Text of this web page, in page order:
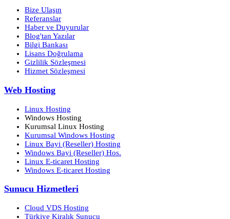
Bize Ulaşın
Referanslar
Haber ve Duyurular
Blog'tan Yazılar
Bilgi Bankası
Lisans Doğrulama
Gizlilik Sözleşmesi
Hizmet Sözleşmesi
Web Hosting
Linux Hosting
Windows Hosting
Kurumsal Linux Hosting
Kurumsal Windows Hosting
Linux Bayi (Reseller) Hosting
Windows Bayi (Reseller) Hos.
Linux E-ticaret Hosting
Windows E-ticaret Hosting
Sunucu Hizmetleri
Cloud VDS Hosting
Türkiye Kiralık Sunucu